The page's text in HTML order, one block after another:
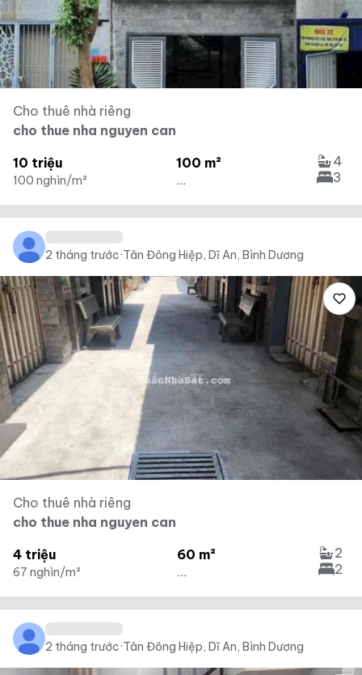
Cho thuê nhà riêng
cho thue nha nguyen can
10 triệu
100 nghìn/m²
100 m²
...
4
3
2 tháng trước·Tân Đông Hiệp, Dĩ An, Bình Dương
Cho thuê nhà riêng
cho thue nha nguyen can
4 triệu
67 nghìn/m²
60 m²
...
2
2
2 tháng trước·Tân Đông Hiệp, Dĩ An, Bình Dương